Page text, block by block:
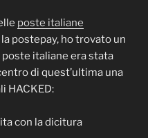
poste italiane
postepay, ho trovato un
poste italiane era stata
di quest’ultima una
HACKED:
con la dicitura